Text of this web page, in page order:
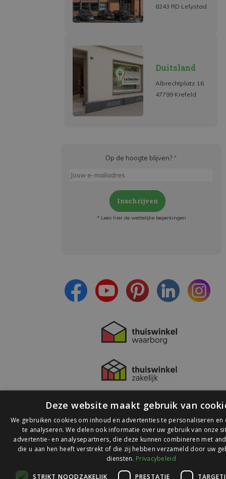
8243 RD Lelystad
Duitsland
Albrechtplatz 16
47799 Krefeld
Op de hoogte blijven? *
Inschrijven
* Lees hier de wettelijke beperkingen
© 2026 Ledlichtdiscounter.nl
Deze website maakt gebruik van
We gebruiken cookies om inhoud en advertenties te personaliseren en
te analyseren. We delen ook informatie over uw gebruik van onze
advertentie- en analysepartners, die deze kunnen combineren met
die u aan hen heeft verstrekt of die zij hebben verzameld door uw
diensten. Privacybeleid
STRIKT NOODZAKELIJK PRESTATIE